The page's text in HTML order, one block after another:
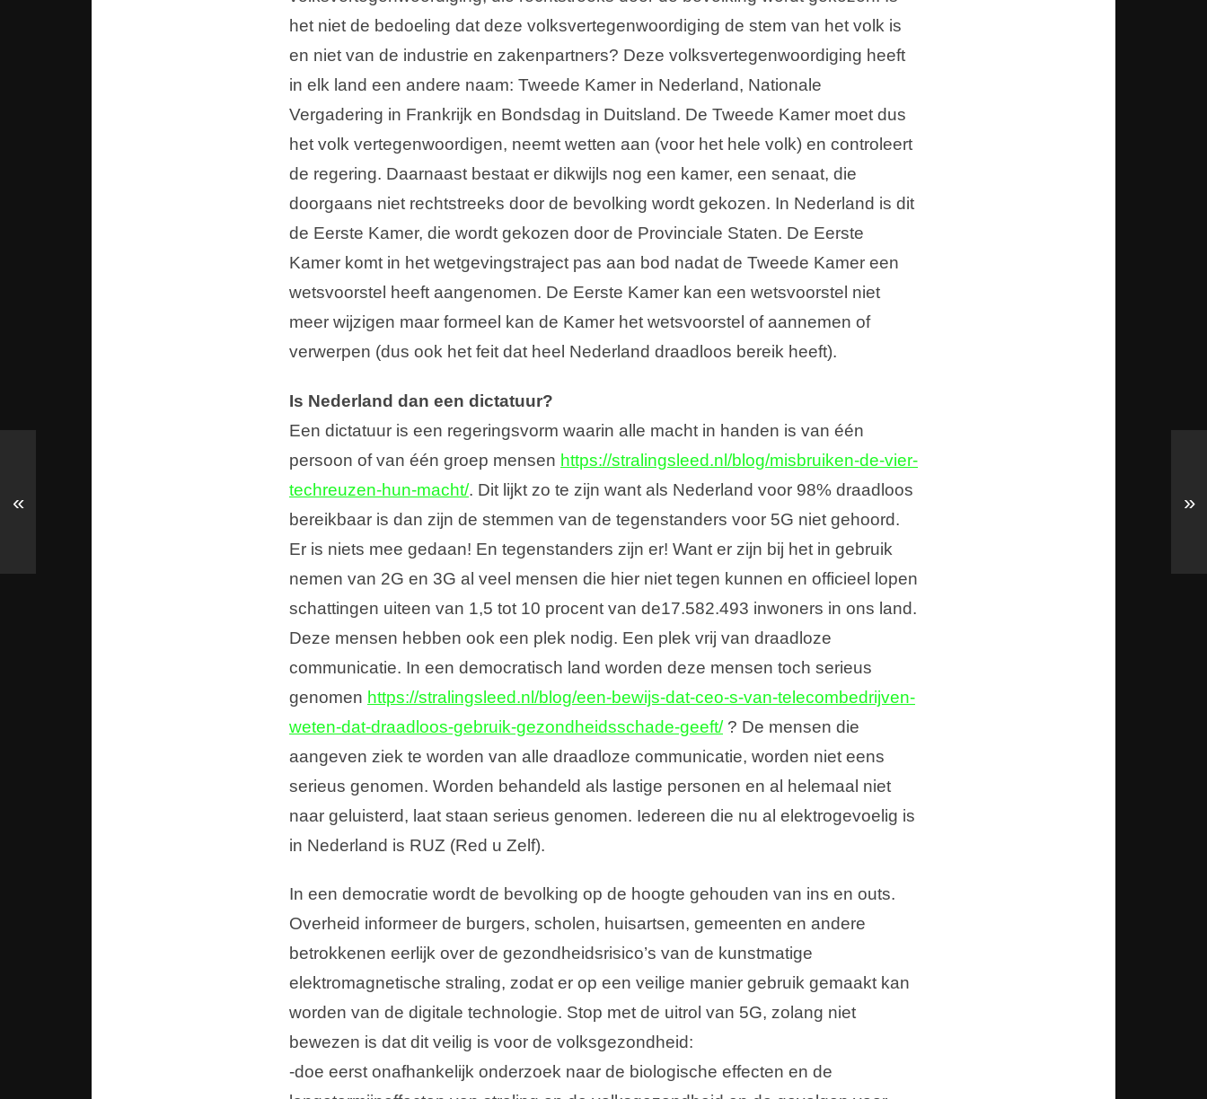
het niet de bedoeling dat deze volksvertegenwoordiging de stem van het volk is
en niet van de industrie en zakenpartners? Deze volksvertegenwoordiging heeft
in elk land een andere naam: Tweede Kamer in Nederland, Nationale
Vergadering in Frankrijk en Bondsdag in Duitsland. De Tweede Kamer moet dus
het volk vertegenwoordigen, neemt wetten aan (voor het hele volk) en controleert
de regering. Daarnaast bestaat er dikwijls nog een kamer, een senaat, die
doorgaans niet rechtstreeks door de bevolking wordt gekozen. In Nederland is dit
de Eerste Kamer, die wordt gekozen door de Provinciale Staten. De Eerste
Kamer komt in het wetgevingstraject pas aan bod nadat de Tweede Kamer een
wetsvoorstel heeft aangenomen. De Eerste Kamer kan een wetsvoorstel niet
meer wijzigen maar formeel kan de Kamer het wetsvoorstel of aannemen of
verwerpen (dus ook het feit dat heel Nederland draadloos bereik heeft).
Is Nederland dan een dictatuur?
Een dictatuur is een regeringsvorm waarin alle macht in handen is van één
persoon of van één groep mensen https://stralingsleed.nl/blog/misbruiken-de-vier-
techreuzen-hun-macht/. Dit lijkt zo te zijn want als Nederland voor 98% draadloos
bereikbaar is dan zijn de stemmen van de tegenstanders voor 5G niet gehoord.
Er is niets mee gedaan! En tegenstanders zijn er! Want er zijn bij het in gebruik
nemen van 2G en 3G al veel mensen die hier niet tegen kunnen en officieel lopen
schattingen uiteen van 1,5 tot 10 procent van de17.582.493 inwoners in ons land.
Deze mensen hebben ook een plek nodig. Een plek vrij van draadloze
communicatie. In een democratisch land worden deze mensen toch serieus
genomen https://stralingsleed.nl/blog/een-bewijs-dat-ceo-s-van-telecombedrijven-
weten-dat-draadloos-gebruik-gezondheidsschade-geeft/? De mensen die
aangeven ziek te worden van alle draadloze communicatie, worden niet eens
serieus genomen. Worden behandeld als lastige personen en al helemaal niet
naar geluisterd, laat staan serieus genomen. Iedereen die nu al elektrogevoelig is
in Nederland is RUZ (Red u Zelf).
In een democratie wordt de bevolking op de hoogte gehouden van ins en outs.
Overheid informeer de burgers, scholen, huisartsen, gemeenten en andere
betrokkenen eerlijk over de gezondheidsrisico’s van de kunstmatige
elektromagnetische straling, zodat er op een veilige manier gebruik gemaakt kan
worden van de digitale technologie. Stop met de uitrol van 5G, zolang niet
bewezen is dat dit veilig is voor de volksgezondheid:
-doe eerst onafhankelijk onderzoek naar de biologische effecten en de
« »